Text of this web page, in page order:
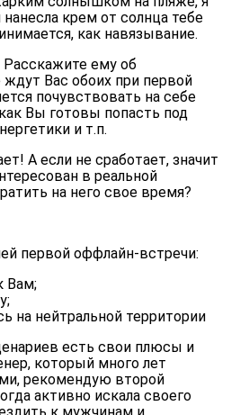
крем от солнца тебе
как навязывание.
ему об
Вас обоих при первой
почувствовать на себе
Вы готовы попасть под
и т.п.
А если не сработает, значит
в реальной
на него свое время?
первой оффлайн-встречи:
Вам;
на нейтральной территории
есть свои плюсы и
который много лет
рекомендую второй
активно искала своего